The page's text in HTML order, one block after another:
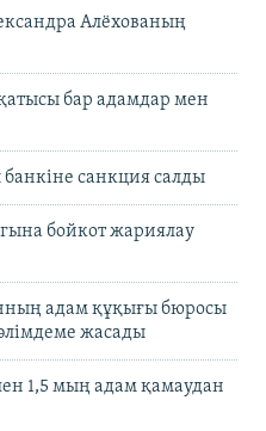
Алёхованың
бар адамдар мен
санкция салды
бойкот жариялау
адам құқығы бюросы
жасады
1,5 мың адам қамаудан